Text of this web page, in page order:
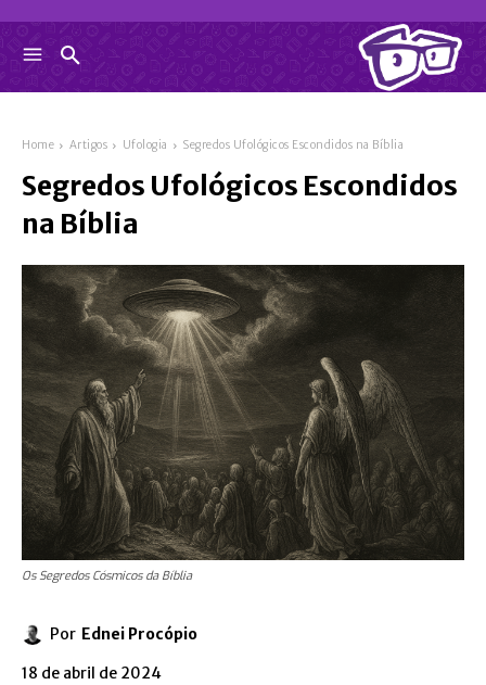
Home Artigos Ufologia Segredos Ufológicos Escondidos na Bíblia
Segredos Ufológicos Escondidos
na Bíblia
Os Segredos Cósmicos da Bíblia
Por Ednei Procópio
18 de abril de 2024